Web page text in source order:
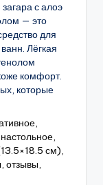
с алоэ
— это
для
Лёгкая
комфорт.
которые
см),
отзывы,